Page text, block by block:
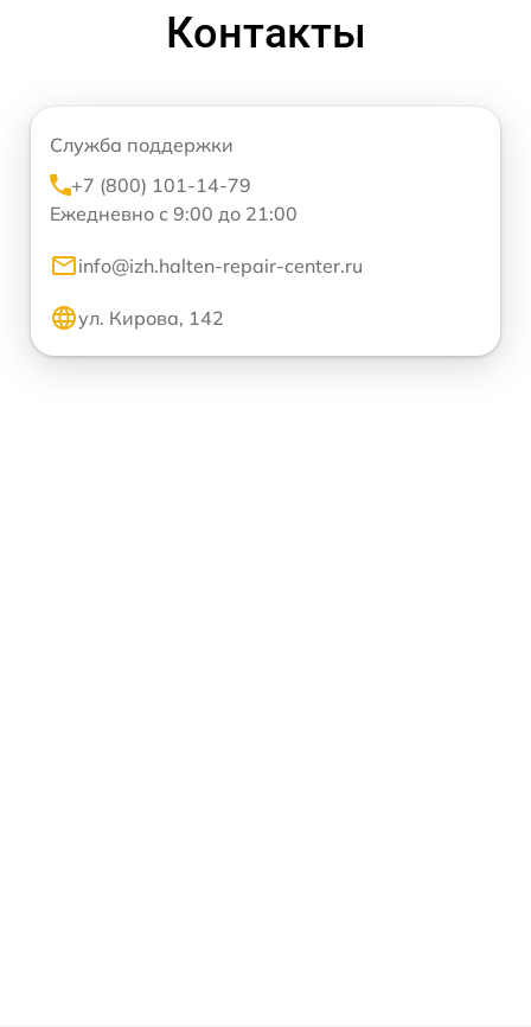
Контакты
Служба поддержки
+7 (800) 101-14-79
Ежедневно с 9:00 до 21:00
info@izh.halten-repair-center.ru
ул. Кирова, 142